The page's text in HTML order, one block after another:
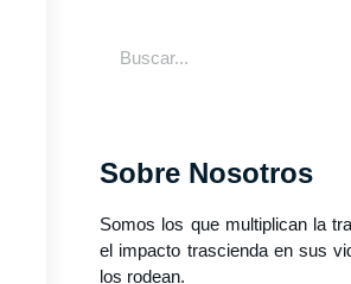
Sobre Nosotros
Somos los que multiplican la
el impacto trascienda en sus
los rodean.